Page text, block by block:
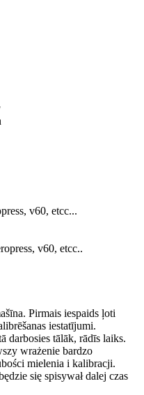
v60, etcc...
v60, etcc..
Pirmais iespaids ļoti
iestatījumi.
darbosies tālāk, rādīs laiks.
wrażenie bardzo
mielenia i kalibracji.
się spisywał dalej czas